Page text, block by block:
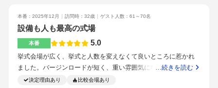
れる式場だと思います！そして何よりプランナー方が明るくア
イデアが豊富でぜひこの方にお願いしたいと思い決めました！
決めたのが早いタイミングだったこともあり、半年以上前から
打合せをしてくれて安心して進めることができています！結婚
式の1ヶ月前となりましたが、今からとても楽しみです！ノープ
ランでもプランナーの方がたくさんのアイデアを出してくれま
い。シンプル、ナチュラル、アットホームな雰囲気が好きな方
にははまる会場。これから式をあげますが今からとても楽しみ
です。また打ち合わせも細かくやってくださるので安心して準
備を進められました。
った・目白駅から徒歩1分以内・高い建物もなく形式も良い・プ
ランナーさんはいつも明るく、笑顔でしごでき。複雑なオーダ
ーにも笑顔で上手に対応くださる・スタッフの皆様も明るく盛
り上げてくださる・プランナー・スタッフ・料理・カメラマ
ン・司会者・アクセス・雰囲気など・計画的に進める・よく話
し合って擦り合わせる・カジュアル・貸切・被らない・式場選
びの軸を満たしていたため
本番：2025年12月 訪問時：32歳 ゲスト人数：61～70名
設備も人も最高の式場
本番 5.0
挙式会場が広く、挙式と人数を変えなくて良いところに惹かれ
ました。バージンロードが短く、重い雰囲気にならないところ
が好きでした。綺麗で、自然光も入り、生演奏もあり、「これ
…続きを読む
決定理由あり 比較会場あり